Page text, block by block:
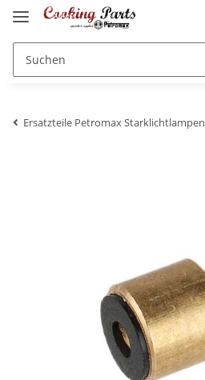
Ersatzteile Petromax Starklichtlampen